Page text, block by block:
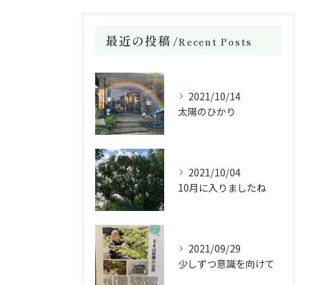
最近の投稿 Recent Posts
2021/10/14
太陽のひかり
2021/10/04
10月に入りましたね
2021/09/29
少しずつ意識を向けて